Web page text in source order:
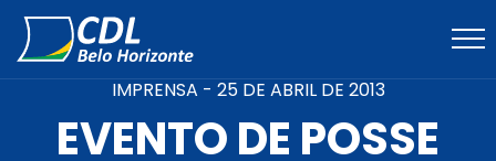
IMPRENSA - 25 DE ABRIL DE 2013
EVENTO DE POSSE